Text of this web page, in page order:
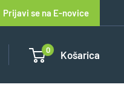
Prijavi se na E-novice
0 Košarica